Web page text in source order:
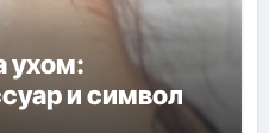
ухом:
и символ